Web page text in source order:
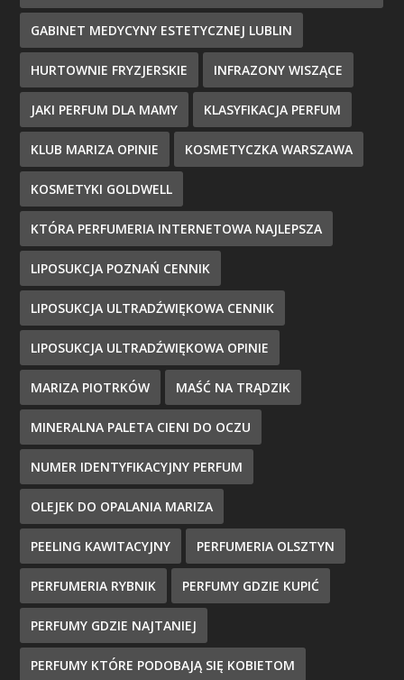
GABINET MEDYCYNY ESTETYCZNEJ LUBLIN
HURTOWNIE FRYZJERSKIE INFRAZONY WISZĄCE
JAKI PERFUM DLA MAMY KLASYFIKACJA PERFUM
KLUB MARIZA OPINIE KOSMETYCZKA WARSZAWA
KOSMETYKI GOLDWELL
KTÓRA PERFUMERIA INTERNETOWA NAJLEPSZA
LIPOSUKCJA POZNAŃ CENNIK
LIPOSUKCJA ULTRADŹWIĘKOWA CENNIK
LIPOSUKCJA ULTRADŹWIĘKOWA OPINIE
MARIZA PIOTRKÓW MAŚĆ NA TRĄDZIK
MINERALNA PALETA CIENI DO OCZU
NUMER IDENTYFIKACYJNY PERFUM
OLEJEK DO OPALANIA MARIZA
PEELING KAWITACYJNY PERFUMERIA OLSZTYN
PERFUMERIA RYBNIK PERFUMY GDZIE KUPIĆ
PERFUMY GDZIE NAJTANIEJ
PERFUMY KTÓRE PODOBAJĄ SIĘ KOBIETOM